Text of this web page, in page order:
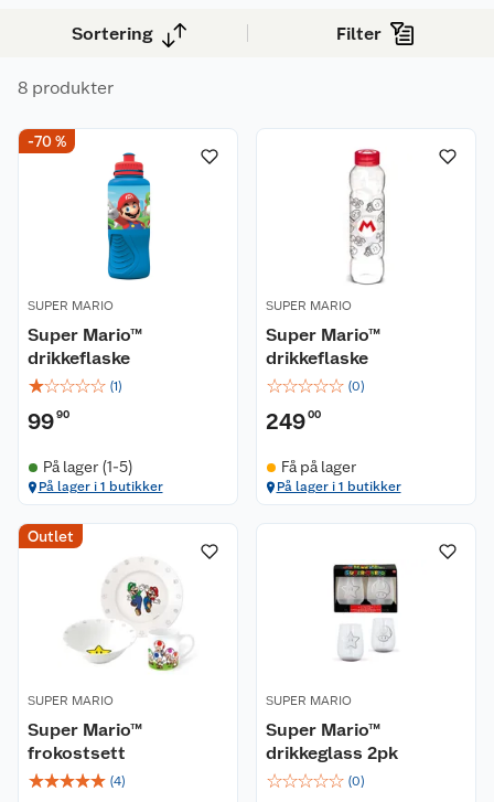
Sortering Filter
8 produkter
-70 %
SUPER MARIO
Super Mario™
drikkeflaske
☆☆☆☆☆ (1)
9990
På lager (1-5)
På lager i 1 butikker
SUPER MARIO
Super Mario™
drikkeflaske
☆☆☆☆☆ (0)
24900
Få på lager
På lager i 1 butikker
Outlet
SUPER MARIO
Super Mario™
frokostsett
☆☆☆☆☆ (4)
SUPER MARIO
Super Mario™
drikkeglass 2pk
☆☆☆☆☆ (0)